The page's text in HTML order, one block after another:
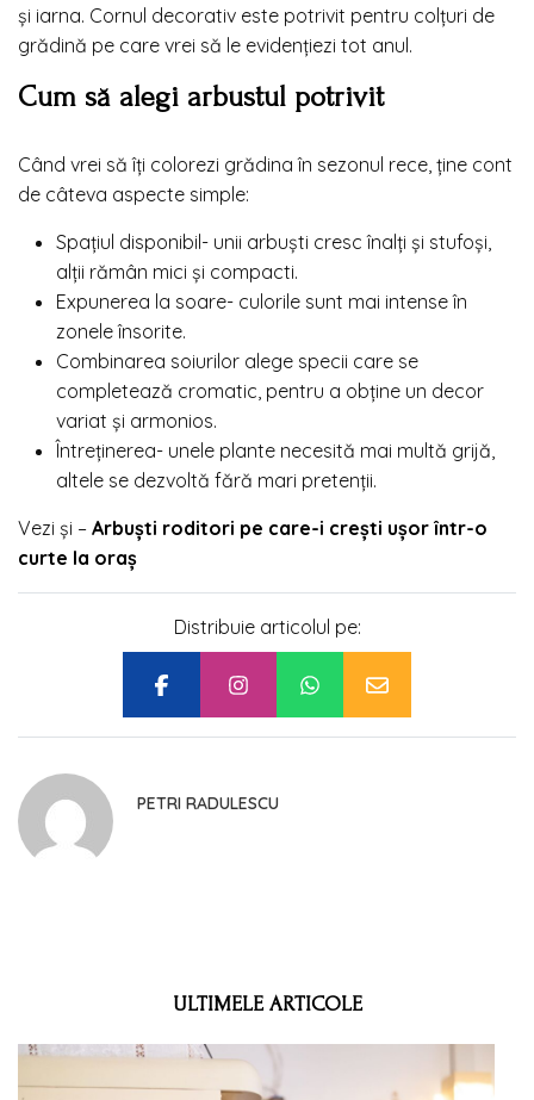
și iarna. Cornul decorativ este potrivit pentru colțuri de
grădină pe care vrei să le evidențiezi tot anul.
Cum să alegi arbustul potrivit
Când vrei să îți colorezi grădina în sezonul rece, ține cont
de câteva aspecte simple:
Spațiul disponibil- unii arbuști cresc înalți și stufoși,
alții rămân mici și compacti.
Expunerea la soare- culorile sunt mai intense în
zonele însorite.
Combinarea soiurilor alege specii care se
completează cromatic, pentru a obține un decor
variat și armonios.
Întreținerea- unele plante necesită mai multă grijă,
altele se dezvoltă fără mari pretenții.
Vezi și – Arbuști roditori pe care-i crești ușor într-o
curte la oraș
Distribuie articolul pe:
PETRI RADULESCU
ULTIMELE ARTICOLE